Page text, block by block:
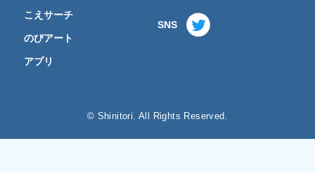
こえサーチ
のびアート
アプリ
SNS
© Shinitori. All Rights Reserved.